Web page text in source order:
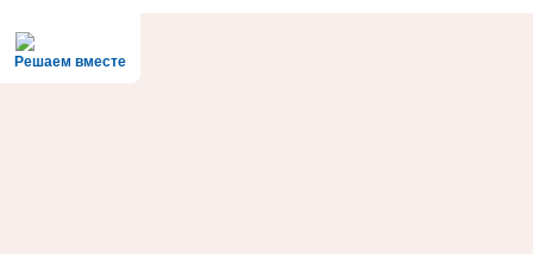
Решаем вместе